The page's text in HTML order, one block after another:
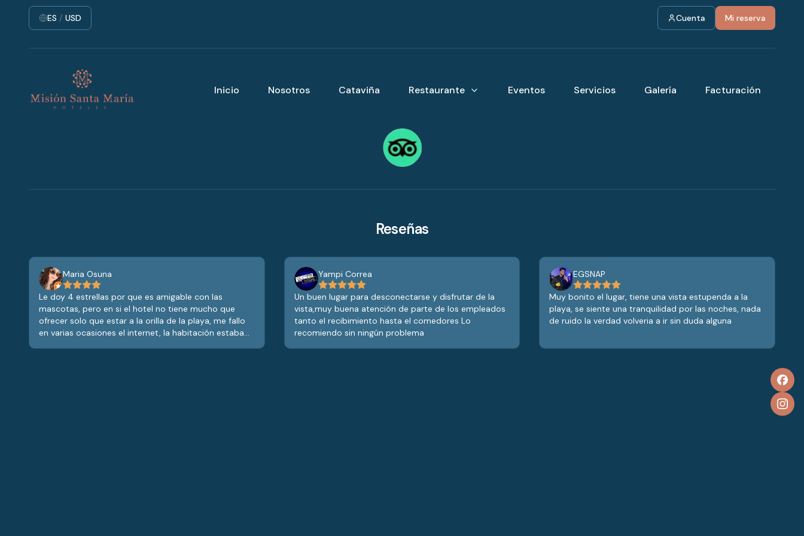
ES / USD Cuenta Mi reserva
Inicio Nosotros Cataviña Restaurante Eventos Servicios Galería Facturación
Reseñas
Maria Osuna
Le doy 4 estrellas por que es amigable con las
mascotas, pero en si el hotel no tiene mucho que
ofrecer solo que estar a la orilla de la playa, me fallo
en varias ocasiones el internet, la habitación estaba
Yampi Correa
Un buen lugar para desconectarse y disfrutar de la
vista,muy buena atención de parte de los empleados
tanto el recibimiento hasta el comedores Lo
recomiendo sin ningún problema
EGSNAP
Muy bonito el lugar, tiene una vista estupenda a la
playa, se siente una tranquilidad por las noches, nada
de ruido la verdad volveria a ir sin duda alguna